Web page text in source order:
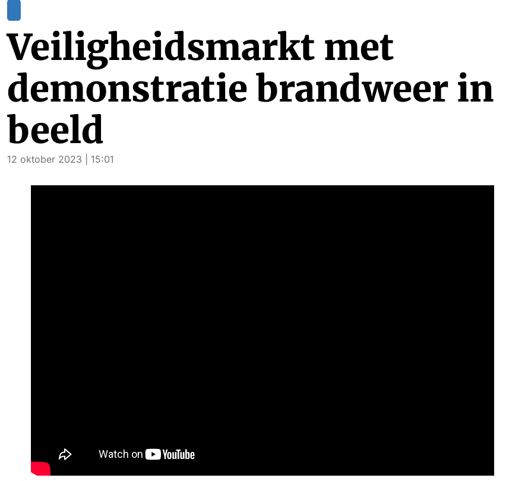
Veiligheidsmarkt met
demonstratie brandweer in
beeld
12 oktober 2023 | 15:01